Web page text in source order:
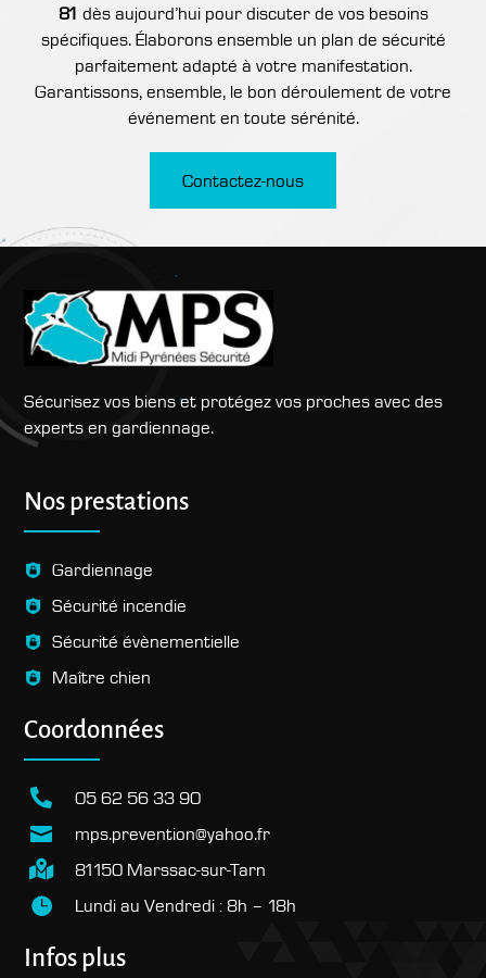
81 dès aujourd’hui pour discuter de vos besoins
spécifiques. Élaborons ensemble un plan de sécurité
parfaitement adapté à votre manifestation.
Garantissons, ensemble, le bon déroulement de votre
événement en toute sérénité.
Contactez-nous
Sécurisez vos biens et protégez vos proches avec des
experts en gardiennage.
Recherches fréquentes
Nos prestations
Gardiennage
Sécurité incendie
Sécurité évènementielle
Maître chien
Coordonnées

05 62 56 33 90

mps.prevention@yahoo.fr

81150 Marssac-sur-Tarn

Lundi au Vendredi : 8h – 18h
Infos plus